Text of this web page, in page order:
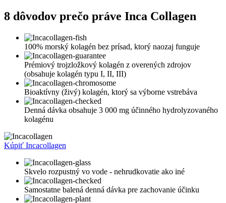
8 dôvodov prečo práve Inca Collagen
100% morský kolagén bez prísad, ktorý naozaj funguje
Prémiový trojzložkový kolagén z overených zdrojov
(obsahuje kolagén typu I, II, III)
Bioaktívny (živý) kolagén, ktorý sa výborne vstrebáva
Denná dávka obsahuje 3 000 mg účinného hydrolyzovaného
kolagénu
Kúpiť Incacollagen
Skvelo rozpustný vo vode - nehrudkovatie ako iné
Samostatne balená denná dávka pre zachovanie účinku